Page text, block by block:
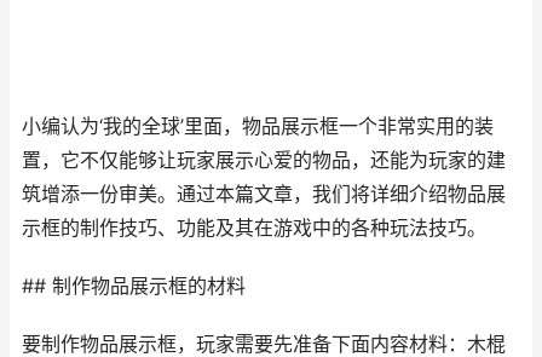
小编认为‘我的全球’里面，物品展示框一个非常实用的装
置，它不仅能够让玩家展示心爱的物品，还能为玩家的建
筑增添一份审美。通过本篇文章，我们将详细介绍物品展
示框的制作技巧、功能及其在游戏中的各种玩法技巧。
## 制作物品展示框的材料
要制作物品展示框，玩家需要先准备下面内容材料：木棍